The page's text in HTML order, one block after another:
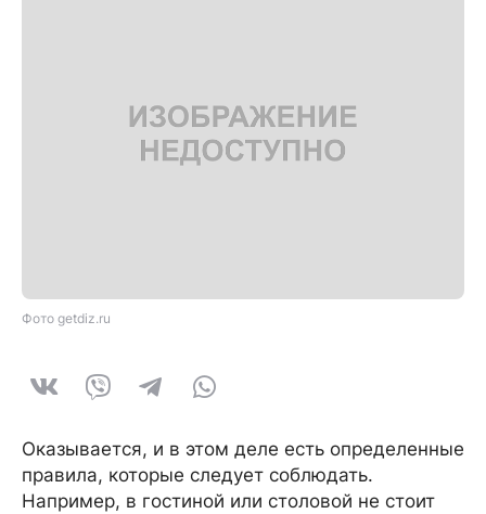
Фото getdiz.ru
Оказывается, и в этом деле есть определенные
правила, которые следует соблюдать.
Например, в гостиной или столовой не стоит